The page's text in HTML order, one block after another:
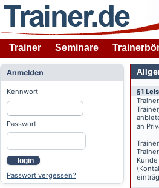
Trainer Seminare
Anmelden
Kennwort
Passwort
login
Passwort vergessen?
§1
an